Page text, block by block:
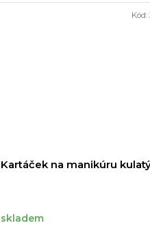
Kartáček na manikúru
skladem
Kód: